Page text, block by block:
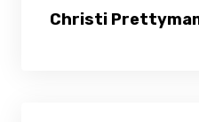
Christi